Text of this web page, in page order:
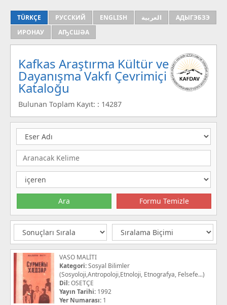
TÜRKÇE РУССКИЙ ENGLISH العربية
АДЫГЭБЗЭ
ИРОНАУ
АҦСШӘА
Kafkas Araştırma Kültür ve
Dayanışma Vakfı Çevrimiçi
Kataloğu
Bulunan Toplam Kayıt: : 14287
VASO MALİTI
Kategori:Sosyal Bilimler
(Sosyoloji,Antropoloji,Etnoloji, Etnografya, Felsefe...)
Dil:OSETÇE
Yayın Tarihi: 1992
Yer Numarası: 1